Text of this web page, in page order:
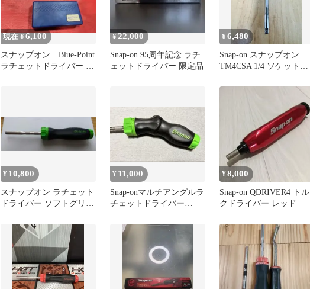
現在 ¥6,100
スナップオン Blue-Point
ラチェットドライバー ビ
¥ 22,000
Snap-on 95周年記念 ラチ
ェットドライバー 限定品
¥6,480
Snap-on スナップオン
TM4CSA 1/4 ソケットド
¥ 10,800
スナップオン ラチェット
ドライバー ソフトグリッ
¥ 11,000
Snap-onマルチアングルラ
チェットドライバー
¥8,000
Snap-on QDRIVER4 トル
クドライバー レッド